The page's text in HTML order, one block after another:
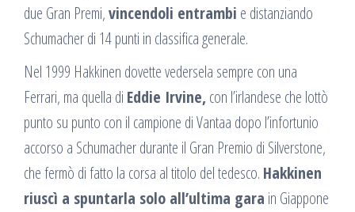
due Gran Premi,vincendoli entrambi e distanziando
Schumacher di 14 punti in classifica generale.
Nel 1999 Hakkinen dovette vedersela sempre con una
Ferrari, ma quella di Eddie Irvine, con l’irlandese che lottò
punto su punto con il campione di Vantaa dopo l’infortunio
accorso a Schumacher durante il Gran Premio di Silverstone,
che fermò di fatto la corsa al titolo del tedesco. Hakkinen
riuscì a spuntarla solo all’ultima gara in Giappone